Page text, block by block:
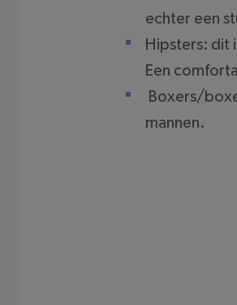
echter een
Hipsters: dit
Een
Boxers/
mannen.